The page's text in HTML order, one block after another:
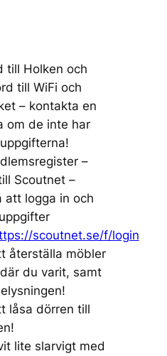
till Holken och
till WiFi och
– kontakta en
om de inte har
–
Scoutnet –
att logga in och
scoutnet.se/f/login
återställa möbler
du varit, samt
låsa dörren till
lite slarvigt med